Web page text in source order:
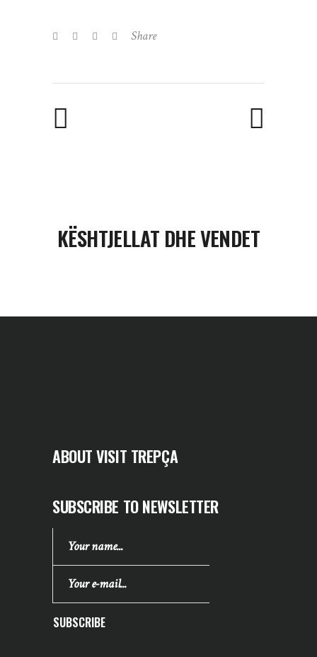
Share
KËSHTJELLAT DHE VENDET
ABOUT VISIT TREPÇA
SUBSCRIBE TO NEWSLETTER
SUBSCRIBE